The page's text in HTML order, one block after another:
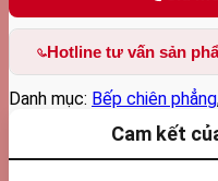
Hotline tư vấn sản
Danh mục: Bếp chiên phẳng
Cam kết